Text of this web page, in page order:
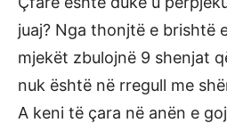
juaj? Nga thonjtë e brishtë
mjekët zbulojnë 9 shenjat
nuk është në rregull me
A keni të çara në anën e